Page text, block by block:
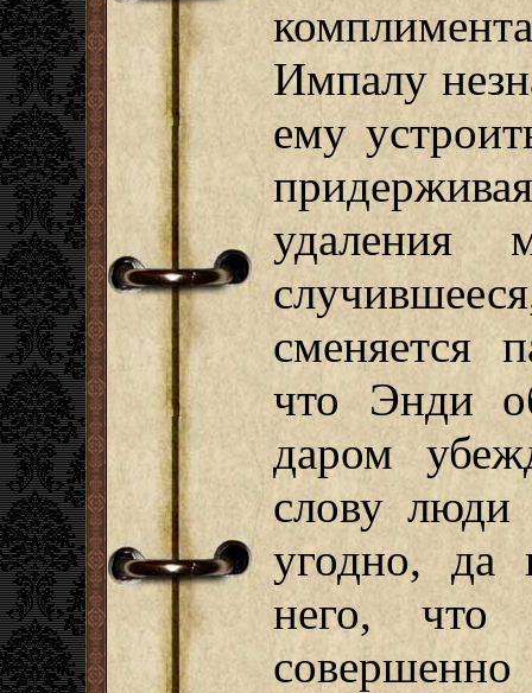
Импалу
ему
удаления
сменяется
что Энди
даром
слову люди
угодно, да
него,